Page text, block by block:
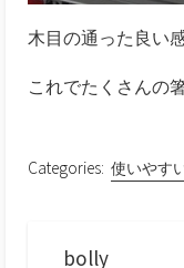
木目の通った良い
これでたくさんの
Categories: 使いやす
bolly